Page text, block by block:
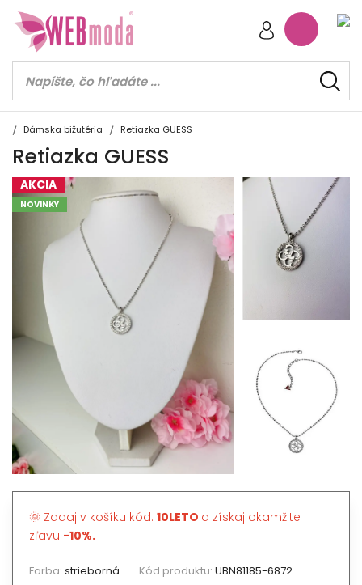
Dámska bižutéria Retiazka GUESS
Retiazka GUESS
AKCIA
NOVINKY
🌞 Zadaj v košíku kód: 10LETO a získaj okamžite
zľavu -10%.
Farba: strieborná Kód produktu: UBN81185-6872